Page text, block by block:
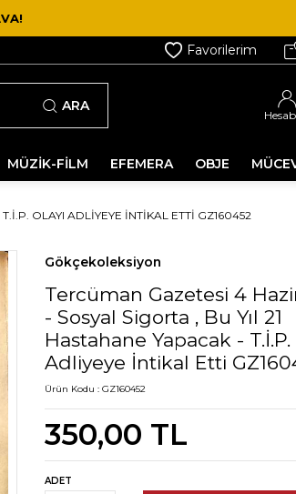
Favorilerim
ARA
MÜZİK-FİLM EFEMERA OBJE
OLAYI ADLIYEYE İNTIKAL ETTI GZ160452
Gökçekoleksiyon
Tercüman Gazetesi 4
- Sosyal Sigorta , Bu Yıl 21
Hastahane Yapacak - T.İ.P.
Adliyeye İntikal Etti
Ürün Kodu : GZ160452
350,00 TL
ADET